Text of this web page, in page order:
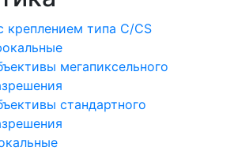
креплением типа C/CS
мегапиксельного
стандартного